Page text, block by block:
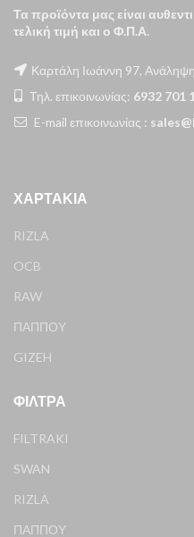
Τα προϊόντα μας είναι
τελική τιμή και ο Φ.Π.Α.
Καρτάλη Ιωάννη 97,
Τηλ. επικοινωνίας: 6932 701
E-mail επικοινωνίας :
ΧΑΡΤΆΚΙΑ
RIZLA
OCB
RAW
ΠΑΠΠΟΥ
GIZEH
ΦΊΛΤΡΑ
FILTRAKI
SWAN
RIZLA
ΠΑΠΠΟΥ